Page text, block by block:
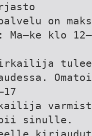
on
Ma–ke klo
tulee
sinulle.